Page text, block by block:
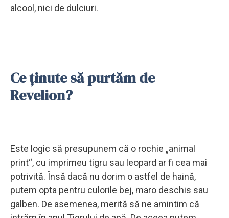
alcool, nici de dulciuri.
Ce ținute să purtăm de
Revelion?
Este logic să presupunem că o rochie „animal
print“, cu imprimeu tigru sau leopard ar fi cea mai
potrivită. Însă dacă nu dorim o astfel de haină,
putem opta pentru culorile bej, maro deschis sau
galben. De asemenea, merită să ne amintim că